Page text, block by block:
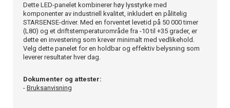
Dette LED-panelet kombinerer høy lysstyrke med
komponenter av industriell kvalitet, inkludert en pålitelig
STARSENSE-driver. Med en forventet levetid på 50 000 timer
(L80) og et driftstemperaturområde fra -10 til +35 grader, er
dette en investering som krever minimalt med vedlikehold.
Velg dette panelet for en holdbar og effektiv belysning som
leverer resultater hver dag.
Dokumenter og attester:
- Bruksanvisning